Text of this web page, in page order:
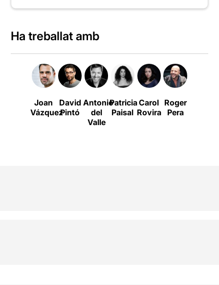
Ha treballat amb
Joan
Vázquez
David
Pintó
Antonio
del
Valle
Patricia
Paisal
Carol
Rovira
Roger
Pera